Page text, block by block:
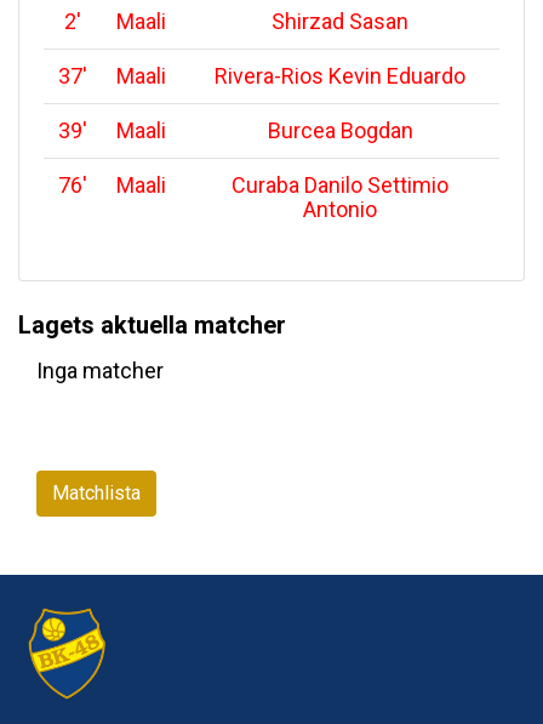
2' Maali Shirzad Sasan
37' Maali Rivera-Rios Kevin Eduardo
39' Maali Burcea Bogdan
76' Maali
Curaba Danilo Settimio
Antonio
Lagets aktuella matcher
Inga matcher
Matchlista